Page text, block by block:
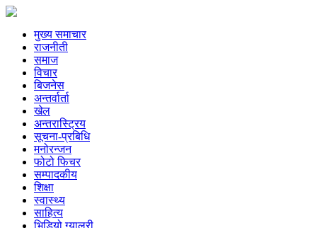
मुख्य समाचार
राजनीती
समाज
विचार
बिजनेस
अन्तर्वार्ता
खेल
अन्तरास्ट्रिय
सूचना-प्रबिधि
मनोरन्जन
फोटो फिचर
सम्पादकीय
शिक्षा
स्वास्थ्य
साहित्य
भिडियो ग्यालरी